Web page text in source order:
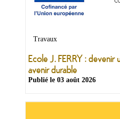
Culture
Tourisme
Sports
Travaux
Ecole J. FERRY :
avenir durable
Publié le 03 août 2026